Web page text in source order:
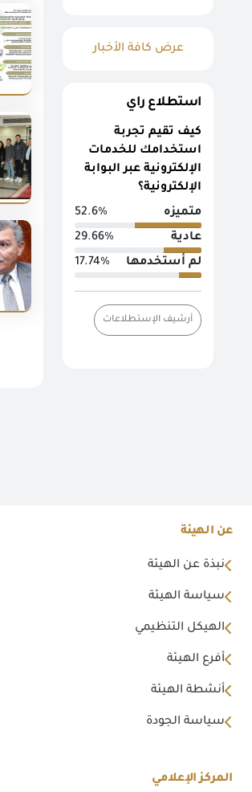
عرض كافة الأخبار
استطلاع راي
كيف تقيم تجربة
استخدامك للخدمات
الإلكترونية عبر البوابة
الإلكترونية؟
متميزه
52.6%
عادية
29.66%
لم أستخدمها
17.74%
أرشيف الإستطلاعات
عن الهيئة
نبذة عن الهيئة
سياسة الهيئة
الهيكل التنظيمي
أفرع الهيئة
أنشطة الهيئة
سياسة الجودة
المركز الإعلامي